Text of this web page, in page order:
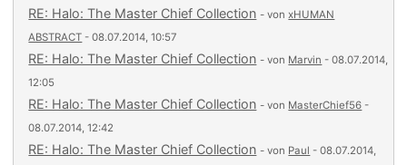
RE: Halo: The Master Chief Collection - vonxHUMAN
ABSTRACT - 08.07.2014, 10:57
RE: Halo: The Master Chief Collection - von Marvin - 08.07.2014,
12:05
RE: Halo: The Master Chief Collection - von MasterChief56 -
08.07.2014, 12:42
RE: Halo: The Master Chief Collection - von Paul - 08.07.2014,